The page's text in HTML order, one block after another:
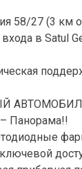
58/27 (3 км
в Satul
– Панорама!!